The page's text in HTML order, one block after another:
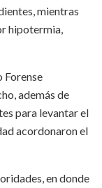
mientras
hipotermia,
Forense
además de
para levantar el
acordonaron el
en donde